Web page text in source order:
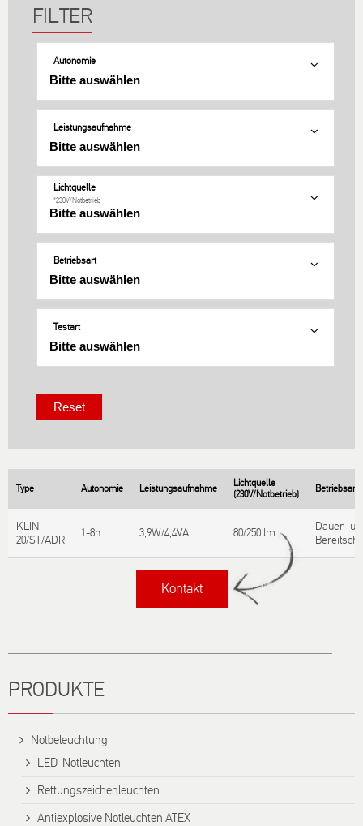
Autonomie
Leistungsaufnahme
Lichtquelle
*230V/Notbetrieb
Betriebsart
Testart
Type Autonomie Leistungsaufnahme
Lichtquelle
(230V/Notbetrieb)
Betriebsart
KLIN-
20/ST/ADR
1-8h 3,9W/4,4VA 80/250 lm
Dauer-
Kontakt
PRODUKTE
Notbeleuchtung
LED-Notleuchten
Rettungszeichenleuchten
Antiexplosive Notleuchten ATEX